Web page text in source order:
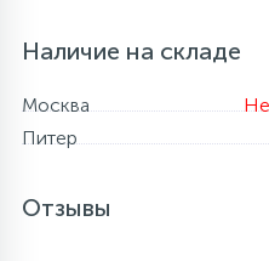
Наличие на складе
Москва
Питер
Отзывы